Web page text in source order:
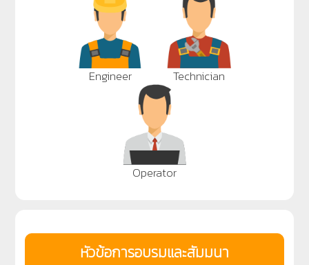
Engineer Technician
Operator
หัวข้อการอบรมและสัมมนา